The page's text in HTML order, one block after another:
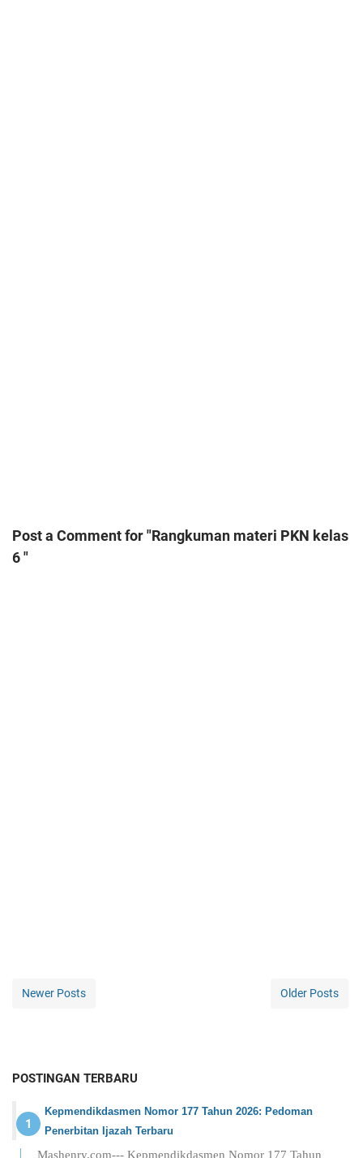
Post a Comment for "Rangkuman materi PKN kelas
6 "
Newer Posts Older Posts
POSTINGAN TERBARU
Kepmendikdasmen Nomor 177 Tahun 2026: Pedoman
Penerbitan Ijazah Terbaru
Mashenry.com--- Kepmendikdasmen Nomor 177 Tahun